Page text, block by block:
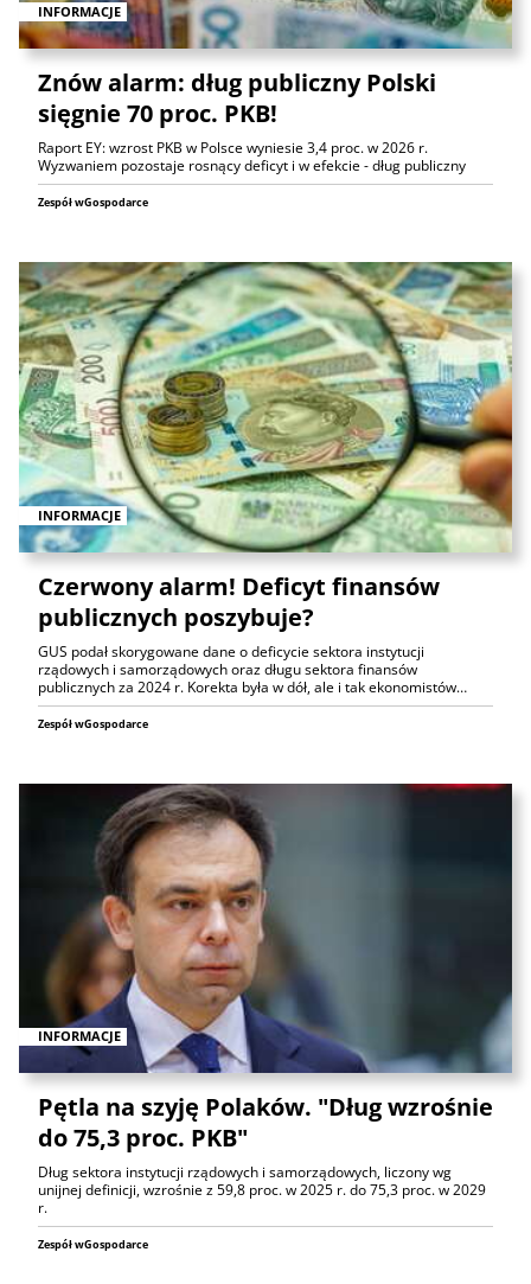
INFORMACJE
Znów alarm: dług publiczny Polski
sięgnie 70 proc. PKB!
Raport EY: wzrost PKB w Polsce wyniesie 3,4 proc. w 2026 r.
Wyzwaniem pozostaje rosnący deficyt i w efekcie - dług publiczny
Zespół wGospodarce
INFORMACJE
Czerwony alarm! Deficyt finansów
publicznych poszybuje?
GUS podał skorygowane dane o deficycie sektora instytucji
rządowych i samorządowych oraz długu sektora finansów
publicznych za 2024 r. Korekta była w dół, ale i tak ekonomistów…
Zespół wGospodarce
INFORMACJE
Pętla na szyję Polaków. "Dług wzrośnie
do 75,3 proc. PKB"
Dług sektora instytucji rządowych i samorządowych, liczony wg
unijnej definicji, wzrośnie z 59,8 proc. w 2025 r. do 75,3 proc. w 2029
r.
Zespół wGospodarce